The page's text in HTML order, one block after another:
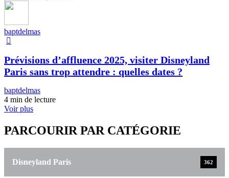
baptdelmas
Prévisions d’affluence 2025, visiter Disneyland
Paris sans trop attendre : quelles dates ?
baptdelmas
4 min de lecture
Voir plus
PARCOURIR PAR CATÉGORIE
Disneyland Paris 362